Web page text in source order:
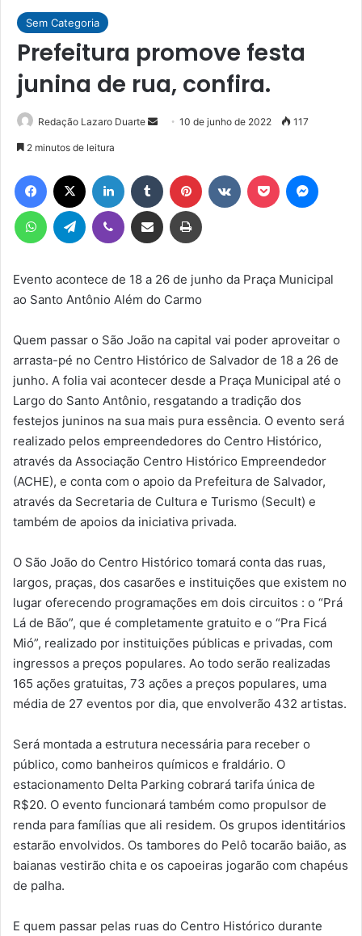
Sem Categoria
Prefeitura promove festa
junina de rua, confira.
Redação Lazaro Duarte
Mande
mail
10 de junho de 2022 117
2 minutos de leitura
Facebook Linkedin Tumblr Pinterest Pocket
WhatsAppTelegram Viber Compartilhar via e-mail Imprimir
Evento acontece de 18 a 26 de junho da Praça Municipal
ao Santo Antônio Além do Carmo
Quem passar o São João na capital vai poder aproveitar o
arrasta-pé no Centro Histórico de Salvador de 18 a 26 de
junho. A folia vai acontecer desde a Praça Municipal até o
Largo do Santo Antônio, resgatando a tradição dos
festejos juninos na sua mais pura essência. O evento será
realizado pelos empreendedores do Centro Histórico,
através da Associação Centro Histórico Empreendedor
(ACHE), e conta com o apoio da Prefeitura de Salvador,
através da Secretaria de Cultura e Turismo (Secult) e
também de apoios da iniciativa privada.
O São João do Centro Histórico tomará conta das ruas,
largos, praças, dos casarões e instituições que existem no
lugar oferecendo programações em dois circuitos : o “Prá
Lá de Bão”, que é completamente gratuito e o “Pra Ficá
Mió”, realizado por instituições públicas e privadas, com
ingressos a preços populares. Ao todo serão realizadas
165 ações gratuitas, 73 ações a preços populares, uma
média de 27 eventos por dia, que envolverão 432 artistas.
Será montada a estrutura necessária para receber o
público, como banheiros químicos e fraldário. O
estacionamento Delta Parking cobrará tarifa única de
R$20. O evento funcionará também como propulsor de
renda para famílias que ali residem. Os grupos identitários
estarão envolvidos. Os tambores do Pelô tocarão baião, as
baianas vestirão chita e os capoeiras jogarão com chapéus
de palha.
E quem passar pelas ruas do Centro Histórico durante